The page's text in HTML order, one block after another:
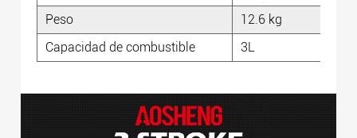
Peso
12.6 kg
Capacidad de combustible
3L